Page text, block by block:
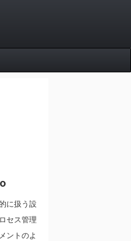
に扱う設
セス管理
ントのよ